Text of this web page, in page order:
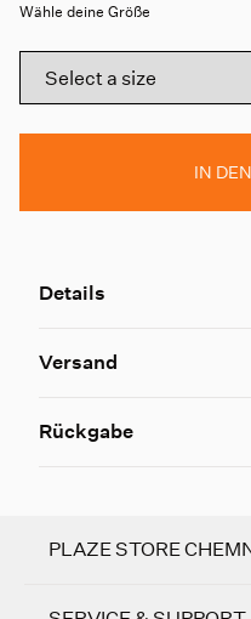
Wähle deine Größe
IN
Details
Versand
Rückgabe
PLAZE STORE